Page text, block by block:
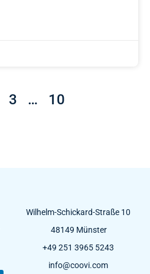
3 … 10
Wilhelm-Schickard-Straße 10
48149 Münster
+49 251 3965 5243
info@coovi.com